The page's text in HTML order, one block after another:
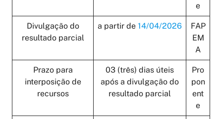
e
Divulgação do
resultado parcial
a partir de 14/04/2026
FAP
EM
A
Prazo para
interposição de
recursos
03 (três) dias úteis
após a divulgação do
resultado parcial
Pro
pon
ent
e